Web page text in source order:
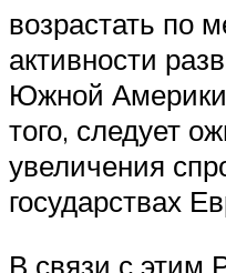
возрастать по
активности
Южной
того, следует
увеличения
государствах
В связи с этим